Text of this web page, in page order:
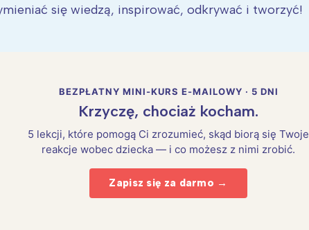
się wiedzą, inspirować, odkrywać i tworzyć!
BEZPŁATNY MINI-KURS E-MAILOWY · 5 DNI
Krzyczę, chociaż kocham.
5 lekcji, które pomogą Ci zrozumieć, skąd biorą się Twoje
reakcje wobec dziecka — i co możesz z nimi zrobić.
Zapisz się za darmo →